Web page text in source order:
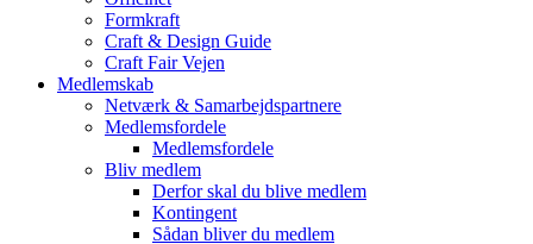
Formkraft
Craft & Design Guide
Craft Fair Vejen
Medlemskab
Netværk & Samarbejdspartnere
Medlemsfordele
Medlemsfordele
Bliv medlem
Derfor skal du blive medlem
Kontingent
Sådan bliver du medlem